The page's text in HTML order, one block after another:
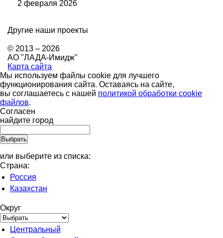
2 февраля 2026
Другие наши проекты
© 2013 – 2026
АО "ЛАДА-Имидж"
Карта сайта
Мы используем файлы cookie для лучшего
функционирования сайта. Оставаясь на сайте,
вы соглашаетесь с нашей политикой обработки cookie
файлов.
Согласен
найдите город
или выберите из списка:
Страна:
Россия
Казахстан
Округ
Центральный